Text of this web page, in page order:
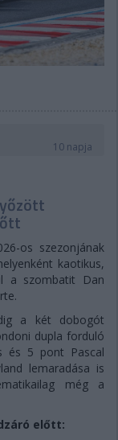
10 napja
os szezonjának
kaotikus,
a szombatit Dan
a két dobogót
dupla forduló
és 5 pont Pascal
lemaradása is
még a
előtt: